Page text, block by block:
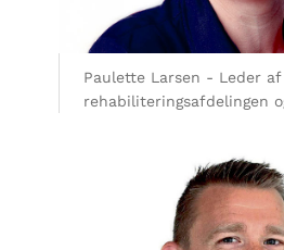
Paulette Larsen - Leder af
rehabiliteringsafdelingen